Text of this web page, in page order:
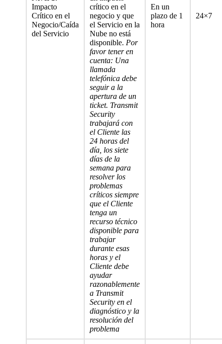
Impacto
Crítico en el
Negocio/Caída
del Servicio
crítico en el
negocio y que
el Servicio en la
Nube no está
disponible. Por
favor tener en
cuenta: Una
llamada
telefónica debe
seguir a la
apertura de un
ticket. Transmit
Security
trabajará con
el Cliente las
24 horas del
día, los siete
días de la
semana para
resolver los
problemas
críticos siempre
que el Cliente
tenga un
recurso técnico
disponible para
trabajar
durante esas
horas y el
Cliente debe
ayudar
razonablemente
a Transmit
Security en el
diagnóstico y la
resolución del
problema
En un
plazo de 1
hora
24×7